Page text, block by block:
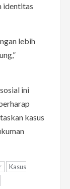
identitas
lebih
ini
kasus
Kasus